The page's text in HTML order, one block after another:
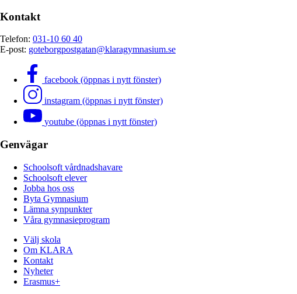
Kontakt
Telefon: 031-10 60 40
E-post: goteborgpostgatan@klaragymnasium.se
facebook (öppnas i nytt fönster)
instagram (öppnas i nytt fönster)
youtube (öppnas i nytt fönster)
Genvägar
Schoolsoft vårdnadshavare
Schoolsoft elever
Jobba hos oss
Byta Gymnasium
Lämna synpunkter
Våra gymnasieprogram
Välj skola
Om KLARA
Kontakt
Nyheter
Erasmus+